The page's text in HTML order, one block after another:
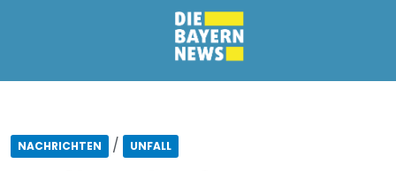
NACHRICHTEN / UNFALL